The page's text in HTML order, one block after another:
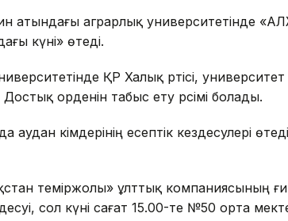
атындағы аграрлық университетінде
күні» өтеді.
ҚР Халық әртісі,
орденін табыс ету рәсімі болады.
әкімдерінің есептік кездесулері
теміржолы» ұлттық компаниясының
сол күні сағат 15.00-те №50 орта